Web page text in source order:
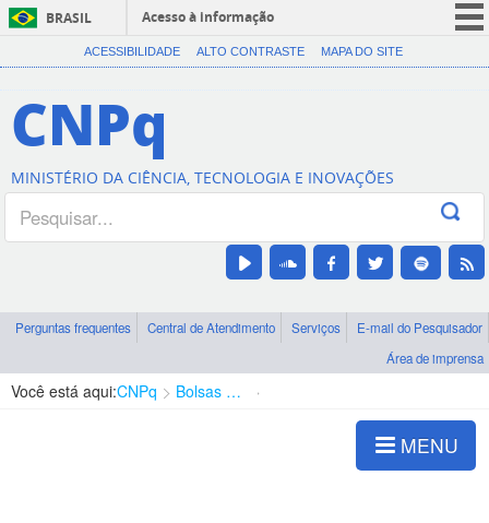
BRASIL
Acesso à informação
CORONAVÍRUS (COVID-19)
Canais
ACESSIBILIDADE ALTO CONTRASTE MAPA DO SITE
CNPq
MINISTÉRIO DA CIÊNCIA, TECNOLOGIA E INOVAÇÕES
Perguntas frequentes Central de Atendimento Serviços
E-mail do Pesquisador
Área de imprensa
Você está aqui:CNPq Bolsas e Auxílios Vigentes
MENU